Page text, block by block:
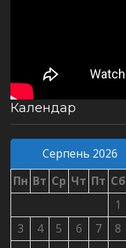
Календар
Серпень 2026
Пн Вт Ср Чт Пт Сб
1
3
4 5 6 7 8